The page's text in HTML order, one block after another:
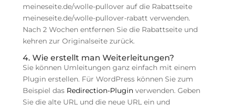
meineseite.de/wolle-pullover auf die Rabattseite
meineseite.de/wolle-pullover-rabatt verwenden.
Nach 2 Wochen entfernen Sie die Rabattseite und
kehren zur Originalseite zurück.
4. Wie erstellt man Weiterleitungen?
Sie können Umleitungen ganz einfach mit einem
Plugin erstellen. Für WordPress können Sie zum
Beispiel das Redirection-Pluginverwenden. Geben
Sie die alte URL und die neue URL ein und